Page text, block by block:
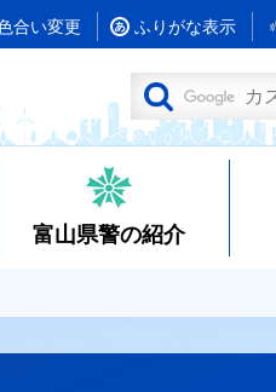
合い変更 ふりがな表示
富山県警の紹介